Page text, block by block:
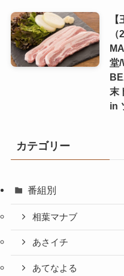
堂/
末
in
カテゴリー
番組別
相葉マナブ
あさイチ
あてなよる